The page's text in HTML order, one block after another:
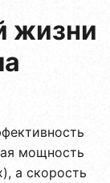
жизни
мощность
а скорость